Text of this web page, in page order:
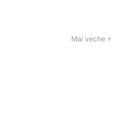
Mai veche